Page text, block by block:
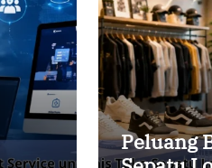
Peluang